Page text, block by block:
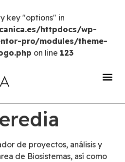
key "options" in
httpdocs/wp-
pro/modules/theme-
on line 123
de proyectos, análisis y
de Biosistemas, así como